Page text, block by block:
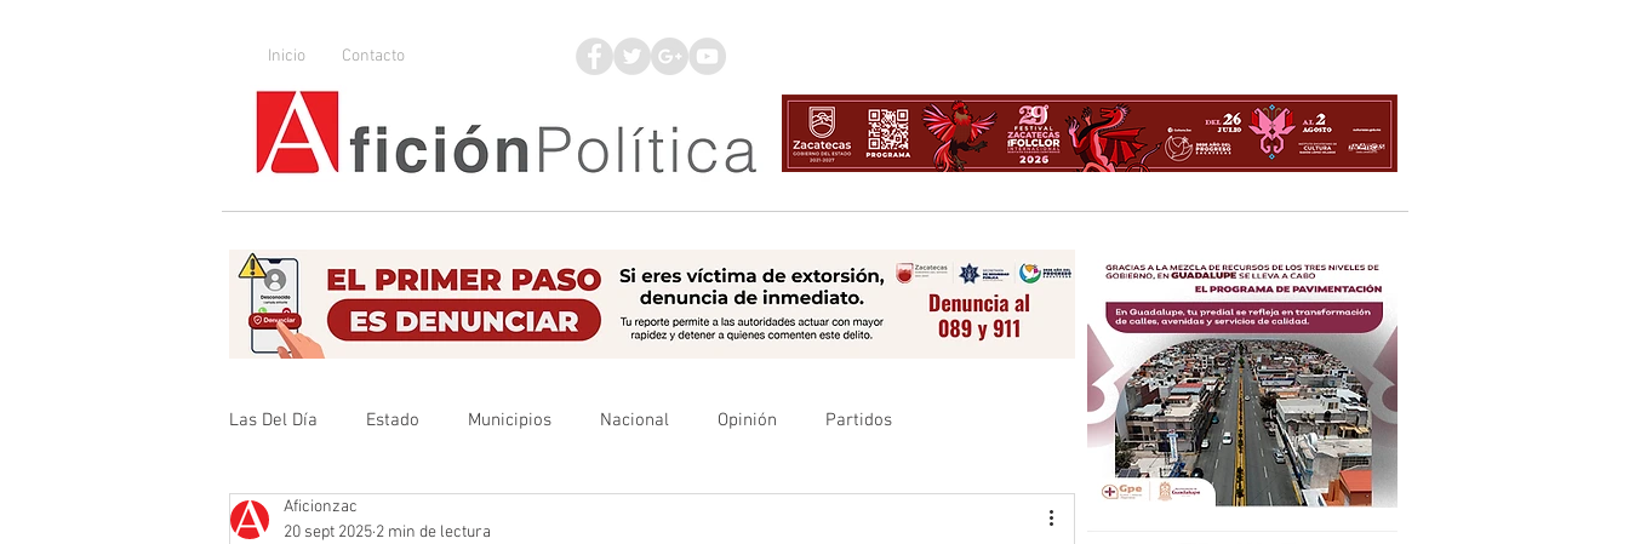
Inicio Contacto
Las Del Día Estado Municipios Nacional Opinión Partidos
Que no se olvide
Aficionzac
20 sept 2025 2 min de lectura